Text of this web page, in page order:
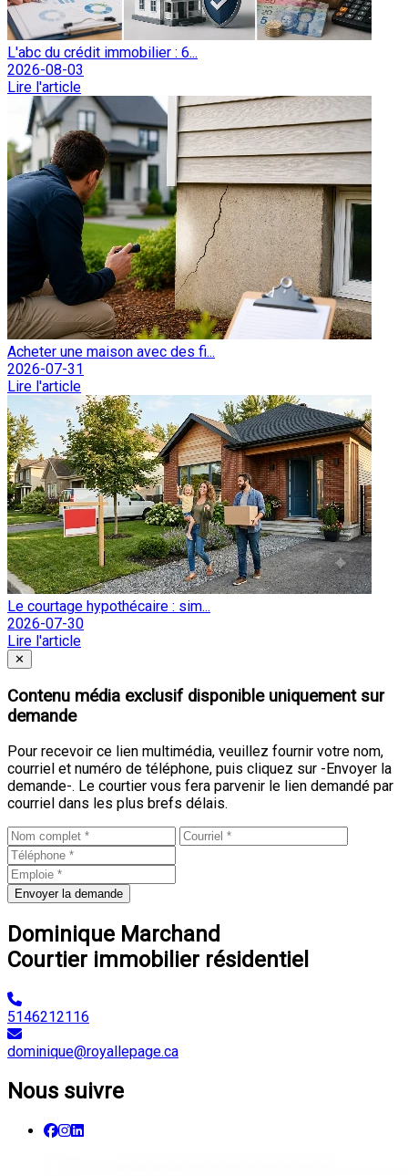
L'abc du crédit immobilier : 6...
2026-08-03
Lire l'article
Acheter une maison avec des fi...
2026-07-31
Lire l'article
Le courtage hypothécaire : sim...
2026-07-30
Lire l'article
Fermer
✕
Contenu média exclusif disponible uniquement sur
demande
Pour recevoir ce lien multimédia, veuillez fournir votre nom,
courriel et numéro de téléphone, puis cliquez sur -Envoyer la
demande-. Le courtier vous fera parvenir le lien demandé par
courriel dans les plus brefs délais.
Envoyer la demande
Dominique Marchand
Courtier immobilier résidentiel
5146212116
dominique@royallepage.ca
Nous suivre